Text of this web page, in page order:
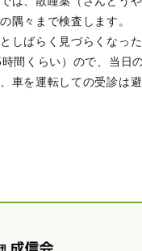
隅々まで検査します。
しばらく見づらくなっ
間くらい）ので、当日
車を運転しての受診は